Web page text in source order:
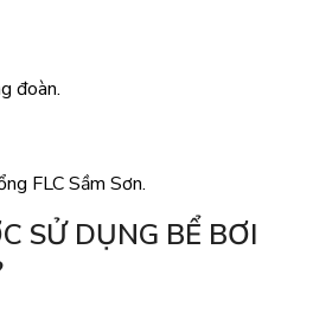
đoàn.
FLC Sầm Sơn.
SỬ DỤNG BỂ BƠI